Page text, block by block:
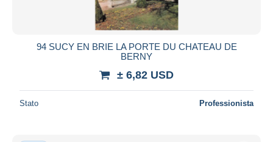
94 SUCY EN BRIE LA PORTE DU CHATEAU DE
BERNY
± 6,82 USD
Stato Professionista